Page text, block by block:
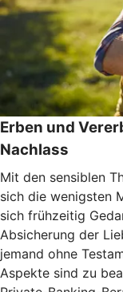
Erben und
Nachlass
Mit den sensiblen
sich die wenigsten
sich frühzeitig
Absicherung der
jemand ohne
Aspekte sind zu